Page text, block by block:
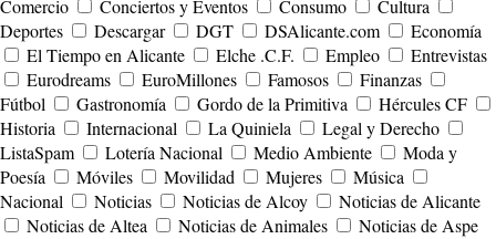
Comercio
Conciertos y Eventos Consumo
Cultura
Deportes
Descargar DGT DSAlicante.com
Economía
El Tiempo en Alicante
Elche .C.F. Empleo
Entrevistas
Eurodreams
EuroMillones Famosos
Finanzas
Fútbol
Gastronomía Gordo de la Primitiva
Hércules CF
Historia
Internacional La Quiniela
Legal y Derecho
ListaSpam
Lotería Nacional Medio Ambiente
Moda y
Poesía
Móviles Movilidad Mujeres
Música
Nacional
Noticias Noticias de Alcoy
Noticias de Alicante
Noticias de Altea
Noticias de Animales
Noticias de Aspe